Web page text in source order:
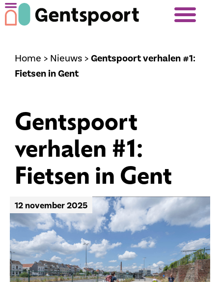
Home > Nieuws > Gentspoort verhalen #1:
Fietsen in Gent
Gentspoort
verhalen #1:
Fietsen in Gent
12 november 2025